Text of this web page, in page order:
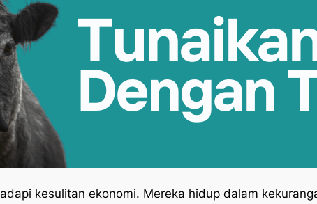
kesulitan ekonomi. Mereka hidup dalam